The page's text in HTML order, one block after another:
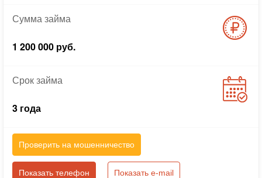
Суммазайма
1 200 000 руб.
Срокзайма
3 года
Проверить на мошенничество
Показать телефон Показать e-mail